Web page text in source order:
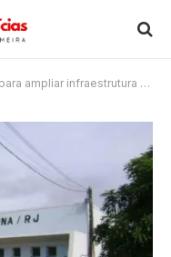
do Aeroporto de Itaperuna